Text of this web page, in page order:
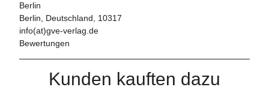
Berlin
Berlin, Deutschland, 10317
info(at)gve-verlag.de
Bewertungen
Kunden kauften dazu